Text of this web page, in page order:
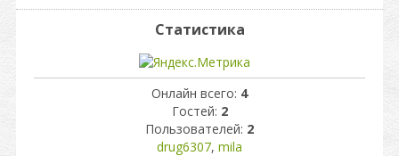
Статистика
Онлайн всего: 4
Гостей: 2
Пользователей: 2
drug6307, mila